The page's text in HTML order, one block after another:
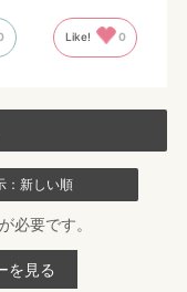
Like! 0
：新しい順
が必要です。
を見る